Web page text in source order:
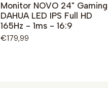
Monitor NOVO 24" Gaming
DAHUA LED IPS Full HD
165Hz - 1ms - 16:9
€179,99